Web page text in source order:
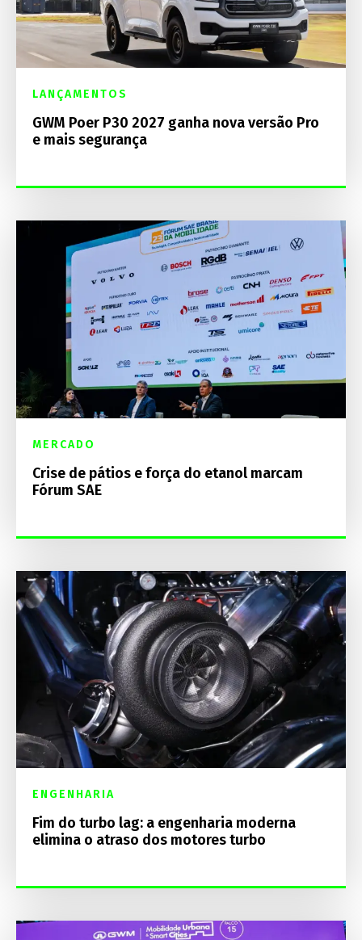
LANÇAMENTOS
GWM Poer P30 2027 ganha nova versão Pro
e mais segurança
MERCADO
Crise de pátios e força do etanol marcam
Fórum SAE
ENGENHARIA
Fim do turbo lag: a engenharia moderna
elimina o atraso dos motores turbo